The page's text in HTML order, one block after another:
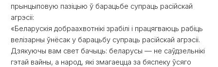
прынцыповую пазіцыю ў барацьбе супраць расійскай
агрэсіі:
«Беларускія добраахвотнікі зрабілі і працягваюць рабіць
велізарны ўнёсак у барацьбу супраць расійскай агрэсіі.
Дзякуючы вам свет бачыць: беларусы — не саўдзельнікі
гэтай вайны, а народ, які змагаецца за бяспеку ўсяго